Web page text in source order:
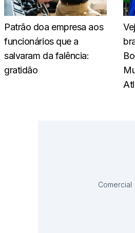
Patrão doa empresa aos
funcionários que a
salvaram da falência:
gratidão
Comercial